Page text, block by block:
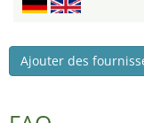
Ajouter des